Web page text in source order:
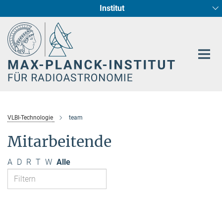
Institut
Radioastronomische Fundamentalphysik
Sternentstehung und Galaxienentwicklung
VLBI-Technologie team
Mitarbeitende
A D R T W Alle